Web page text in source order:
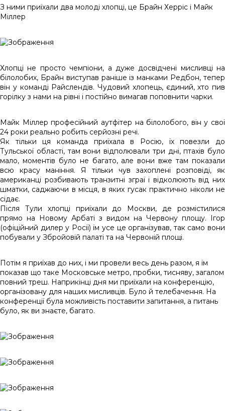
З ними приїхали два молоді хлопці, це Брайн Херріс і Майк
Міллер
Хлопці не просто чемпіони, а дуже досвідчені мисливці на
білолобих, Брайн виступав раніше із манками Редбон, тепер
він у команді Райслендів. Чудовий хлопець, єдиний, хто пив
горілку з нами на рівні і постійно вимагав поповнити чарки.
Майк Міллер професійний аутфітер на білолобого, він у свої
24 роки реально робить серйозні речі.
Як тільки ця команда приїхала в Росію, їх повезли до
Тульської області, там вони відполювали три дні, птахів було
мало, моментів було не багато, але вони вже там показали
всю красу маніння. Я тільки чув захоплені розповіді, як
американці розбивають транзитні зграї і відколюють від них
шматки, саджаючи в місця, в яких гусак практично ніколи не
сідає.
Після Тули хлопці приїхали до Москви, де розмістилися
прямо на Новому Арбаті з видом на Червону площу. Ігор
(офіційний дилер у Росії) їм усе це організував, так само вони
побували у Збройовій палаті та на Червоній площі.
Потім я приїхав до них, і ми провели весь день разом, я їм
показав що таке Московське метро, пробки, тисняву, загалом
повний треш. Наприкінці дня ми приїхали на конференцію,
організовану для наших мисливців. Було й телебачення. На
конференції була можливість поставити запитання, а питань
було, як ви знаєте, багато.